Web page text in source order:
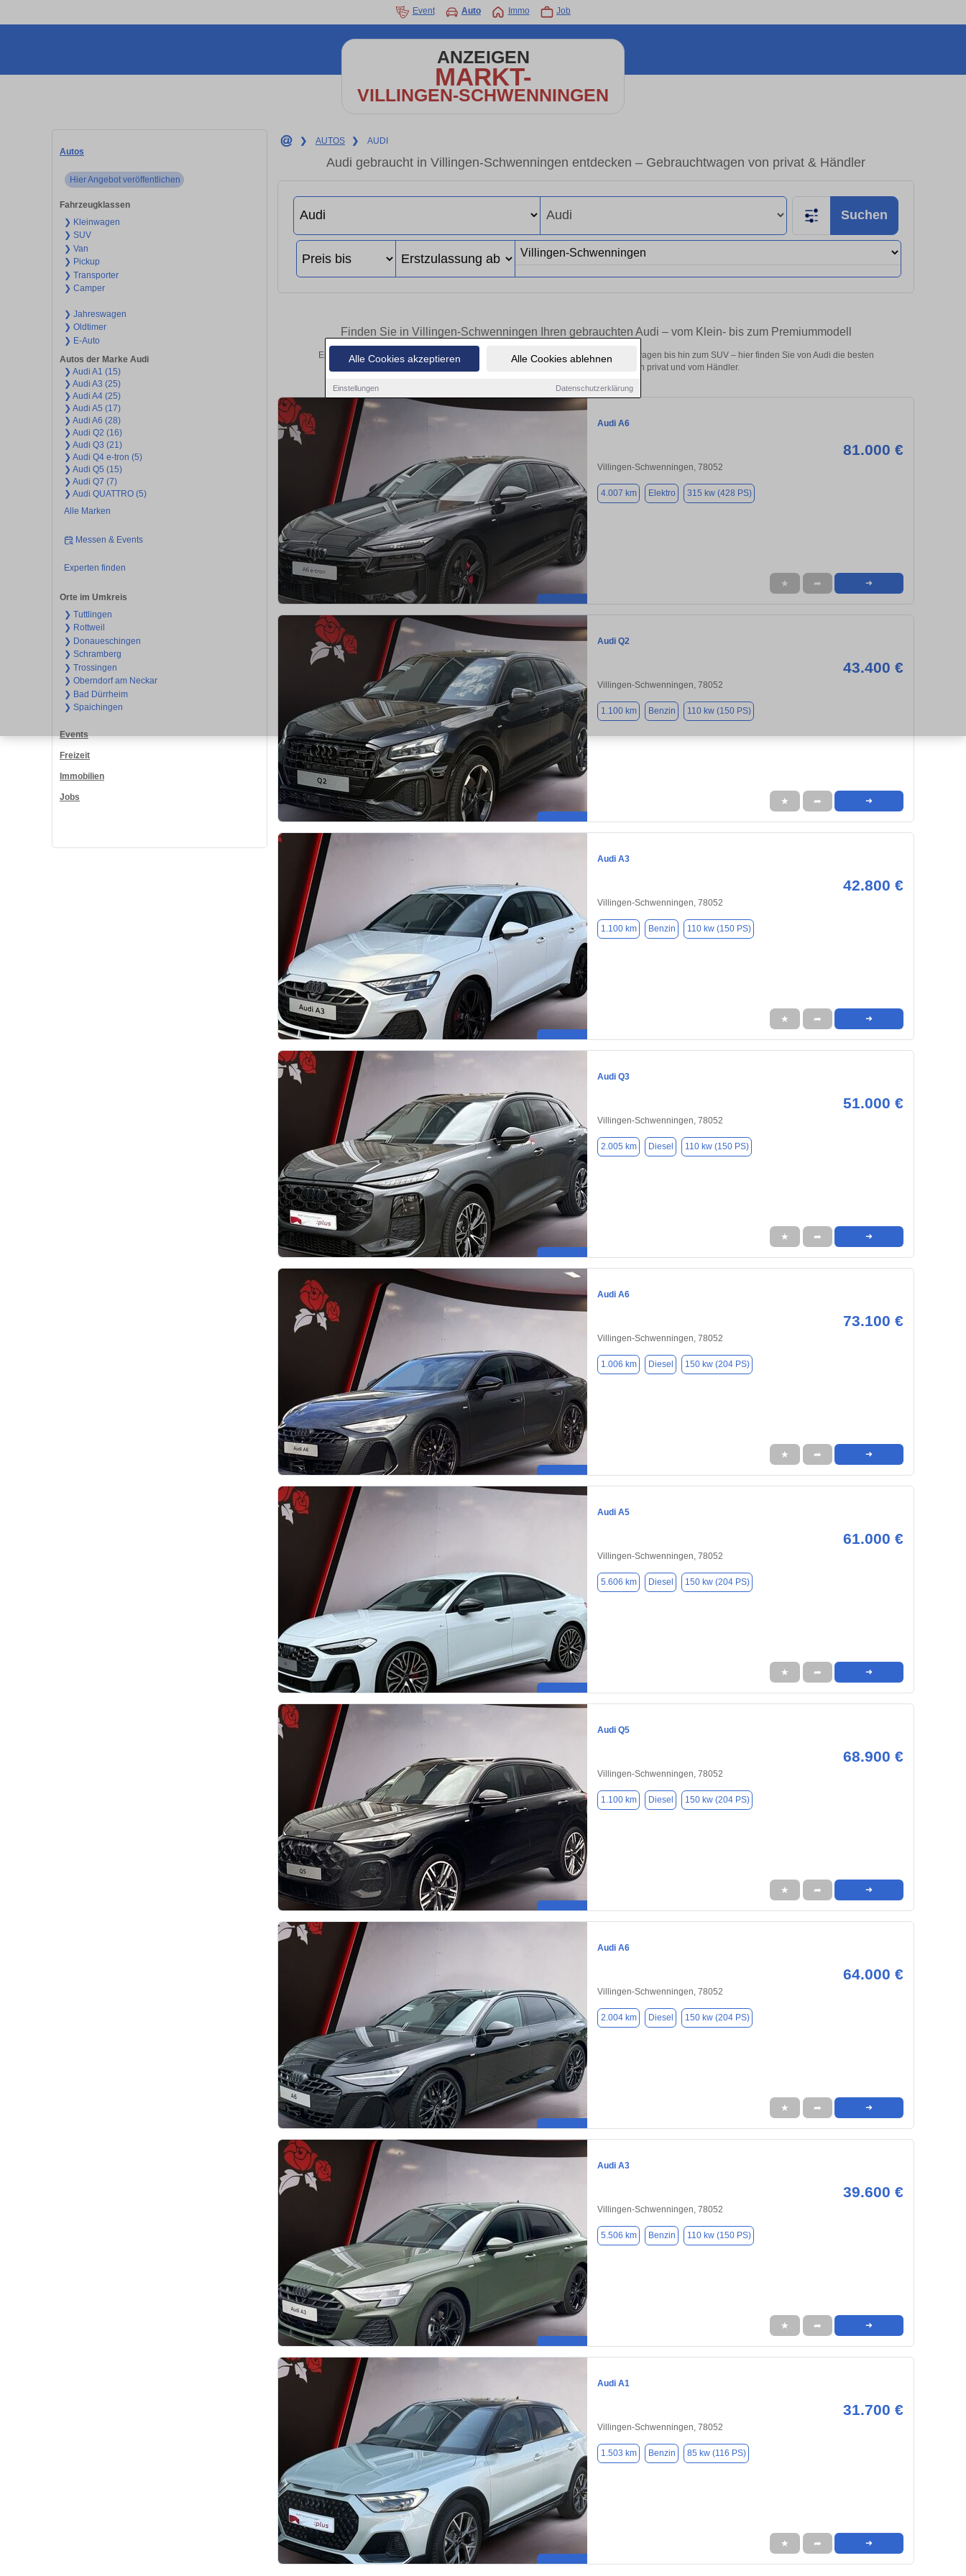
Alle Cookies akzeptieren Alle Cookies ablehnen
Einstellungen Datenschutzerklärung
Event Auto Immo Job
ANZEIGEN
MARKT-
VILLINGEN-SCHWENNINGEN
Autos
Hier Angebot veröffentlichen
Fahrzeugklassen
❯ Kleinwagen
❯ SUV
❯ Van
❯ Pickup
❯ Transporter
❯ Camper
❯ Jahreswagen
❯ Oldtimer
❯ E-Auto
Autos der Marke Audi
❯ Audi A1 (15)
❯ Audi A3 (25)
❯ Audi A4 (25)
❯ Audi A5 (17)
❯ Audi A6 (28)
❯ Audi Q2 (16)
❯ Audi Q3 (21)
❯ Audi Q4 e-tron (5)
❯ Audi Q5 (15)
❯ Audi Q7 (7)
❯ Audi QUATTRO (5)
Alle Marken
Messen & Events
Experten finden
Orte im Umkreis
❯ Tuttlingen
❯ Rottweil
❯ Donaueschingen
❯ Schramberg
❯ Trossingen
❯ Oberndorf am Neckar
❯ Bad Dürrheim
❯ Spaichingen
Events
Freizeit
Immobilien
Jobs
❯ AUTOS ❯ AUDI
Audi gebraucht in Villingen-Schwenningen entdecken – Gebrauchtwagen von privat & Händler
Suchen
Finden Sie in Villingen-Schwenningen Ihren gebrauchten Audi – vom Klein- bis zum Premiummodell
Entdecken Sie in Villingen-Schwenningen gebrauchte Audi Fahrzeuge. Von Kleinwagen bis hin zum SUV – hier finden Sie von Audi die besten
Gebrauchtwagen in Villingen-Schwenningen von privat und vom Händler.
Audi A6
81.000 €
Villingen-Schwenningen, 78052
4.007 km Elektro 315 kw (428 PS)
★ ➦ ➜
Audi Q2
43.400 €
Villingen-Schwenningen, 78052
1.100 km Benzin 110 kw (150 PS)
★ ➦ ➜
Audi A3
42.800 €
Villingen-Schwenningen, 78052
1.100 km Benzin 110 kw (150 PS)
★ ➦ ➜
Audi Q3
51.000 €
Villingen-Schwenningen, 78052
2.005 km Diesel 110 kw (150 PS)
★ ➦ ➜
Audi A6
73.100 €
Villingen-Schwenningen, 78052
1.006 km Diesel 150 kw (204 PS)
★ ➦ ➜
Audi A5
61.000 €
Villingen-Schwenningen, 78052
5.606 km Diesel 150 kw (204 PS)
★ ➦ ➜
Audi Q5
68.900 €
Villingen-Schwenningen, 78052
1.100 km Diesel 150 kw (204 PS)
★ ➦ ➜
Audi A6
64.000 €
Villingen-Schwenningen, 78052
2.004 km Diesel 150 kw (204 PS)
★ ➦ ➜
Audi A3
39.600 €
Villingen-Schwenningen, 78052
5.506 km Benzin 110 kw (150 PS)
★ ➦ ➜
Audi A1
31.700 €
Villingen-Schwenningen, 78052
1.503 km Benzin 85 kw (116 PS)
★ ➦ ➜